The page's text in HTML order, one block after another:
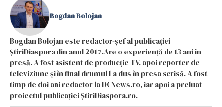
Bogdan Bolojan
Bogdan Bolojan este redactor-șef al publicației
ȘtiriDiaspora din anul 2017.Are o experiență de 13 ani în
presă. A fost asistent de producție TV, apoi reporter de
televiziune și în final drumul l-a dus în presa scrisă. A fost
timp de doi ani redactor la DCNews.ro, iar apoi a preluat
proiectul publicației ȘtiriDiaspora.ro.